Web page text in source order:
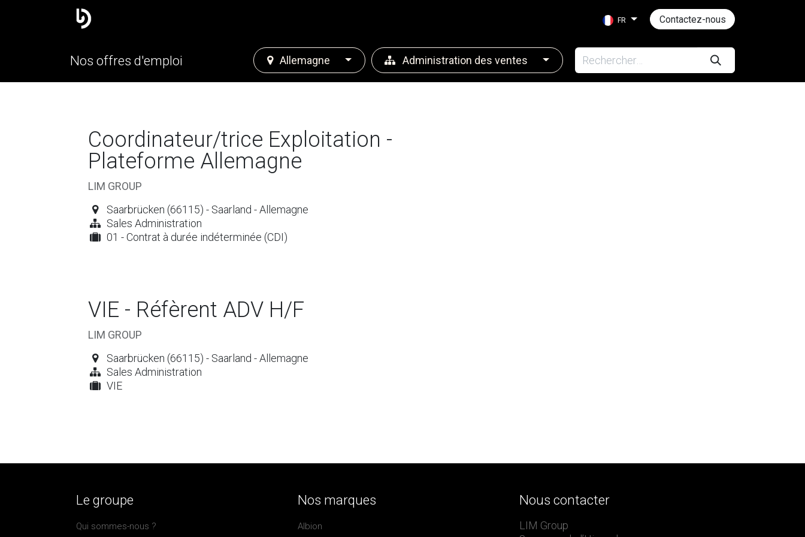
FR Contactez-nous
Nos offres d'emploi Allemagne Administration des ventes
Coordinateur/trice Exploitation -
Plateforme Allemagne
LIM GROUP
Saarbrücken (66115) - Saarland - Allemagne
Sales Administration
01 - Contrat à durée indéterminée (CDI)
VIE - Réfèrent ADV H/F
LIM GROUP
Saarbrücken (66115) - Saarland - Allemagne
Sales Administration
VIE
Le groupe
Qui sommes-nous ?
Nos marques
Albion
Nous contacter
LIM Group